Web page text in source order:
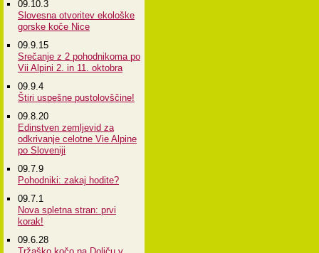
09.10.3
Slovesna otvoritev ekološke
gorske koče Nice
09.9.15
Srečanje z 2 pohodnikoma po
Vii Alpini 2. in 11. oktobra
09.9.4
Štiri uspešne pustolovščine!
09.8.20
Edinstven zemljevid za
odkrivanje celotne Vie Alpine
po Sloveniji
09.7.9
Pohodniki: zakaj hodite?
09.7.1
Nova spletna stran: prvi
korak!
09.6.28